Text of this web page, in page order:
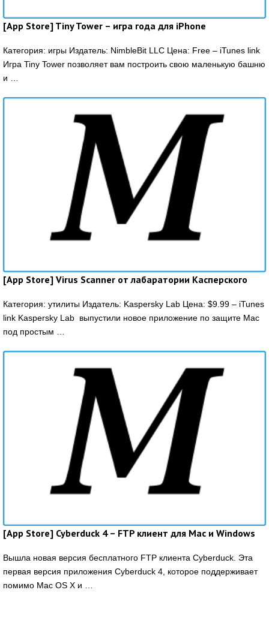
[App Store] Tiny Tower – игра года для iPhone
Категория: игры Издатель: NimbleBit LLC Цена: Free – iTunes link
Игра Tiny Tower позволяет вам построить свою маленькую башню
и …
[App Store] Virus Scanner от лабаратории Касперского
Категория: утилиты Издатель: Kaspersky Lab Цена: $9.99 – iTunes
link Kaspersky Lab выпустили новое приложение по защите Mac
под простым …
[App Store] Cyberduck 4 – FTP клиент для Mac и Windows
Вышла новая версия бесплатного FTP клиента Cyberduck. Эта
первая версия приложения Cyberduck 4, которое поддерживает
помимо Mac OS X и …